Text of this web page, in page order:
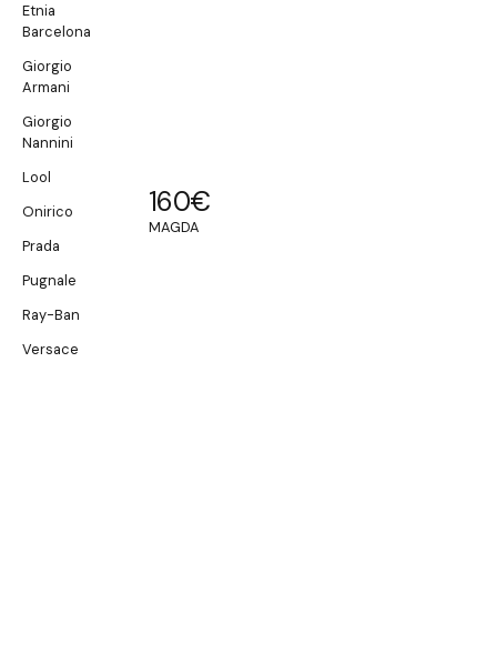
Etnia
Barcelona
Giorgio
Armani
Giorgio
Nannini
Lool
Onirico
Prada
Pugnale
Ray-Ban
Versace
160€
MAGDA